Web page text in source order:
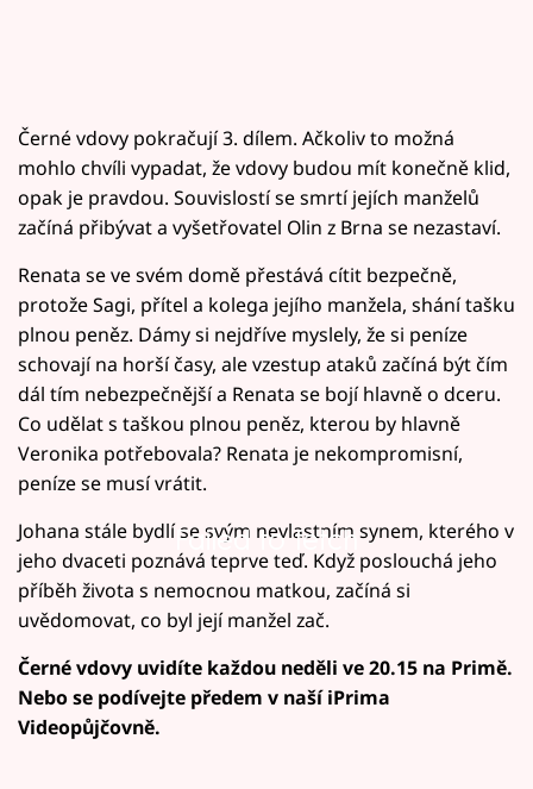
Černé vdovy pokračují 3. dílem. Ačkoliv to možná
mohlo chvíli vypadat, že vdovy budou mít konečně klid,
opak je pravdou. Souvislostí se smrtí jejích manželů
začíná přibývat a vyšetřovatel Olin z Brna se nezastaví.
Renata se ve svém domě přestává cítit bezpečně,
protože Sagi, přítel a kolega jejího manžela, shání tašku
plnou peněz. Dámy si nejdříve myslely, že si peníze
schovají na horší časy, ale vzestup ataků začíná být čím
dál tím nebezpečnější a Renata se bojí hlavně o dceru.
Co udělat s taškou plnou peněz, kterou by hlavně
Veronika potřebovala? Renata je nekompromisní,
peníze se musí vrátit.
Failed to fetch
Johana stále bydlí se svým nevlastním synem, kterého v
jeho dvaceti poznává teprve teď. Když poslouchá jeho
příběh života s nemocnou matkou, začíná si
uvědomovat, co byl její manžel zač.
Černé vdovy uvidíte každou neděli ve 20.15 na Primě.
Nebo se podívejte předem v naší iPrima
Videopůjčovně.